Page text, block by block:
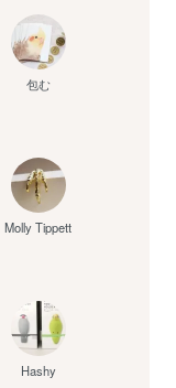
包む
Molly Tippett
Hashy